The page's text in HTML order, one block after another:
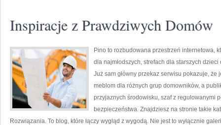
Inspiracje z Prawdziwych Domów
Pino to rozbudowana przestrzeń internetowa,
dla najmłodszych, strefach dla starszych
Już sam główny przekaz serwisu pokazuje,
meblom dla różnych grup domowników, a
przyjaznych środowisku, szaf z regulowanymi
bezpieczeństwa. Znajdziesz na stronie takie
Rozwiązania. To blog, które łączy wygląd z wygodą. Nie jest to wyłącznie